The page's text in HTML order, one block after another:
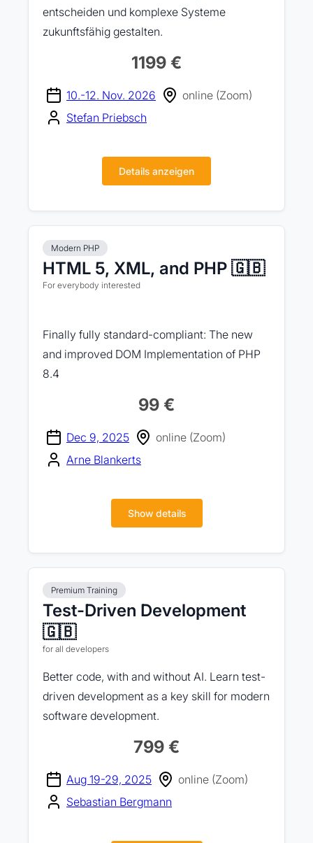
entscheiden und komplexe Systeme
zukunftsfähig gestalten.
1199 €
10.-12. Nov. 2026
online (Zoom)
Stefan Priebsch
Details anzeigen
Modern PHP
HTML 5, XML, and PHP 🇬🇧
For everybody interested
Finally fully standard-compliant: The new
and improved DOM Implementation of PHP
8.4
99 €
Dec 9, 2025
online (Zoom)
Arne Blankerts
Show details
Premium Training
Test-Driven Development
🇬🇧
for all developers
Better code, with and without AI. Learn test-
driven development as a key skill for modern
software development.
799 €
Aug 19-29, 2025
online (Zoom)
Sebastian Bergmann